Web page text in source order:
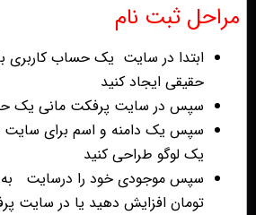
مراحل ثبت نام
ابتدا در سایت یک حساب کاربری
حقیقی ایجاد کنید
سپس در سایت پرفکت مانی یک
سپس یک دامنه و اسم برای سایت
یک لوگو طراحی کنید
تومان افزایش دهید یا در سایت